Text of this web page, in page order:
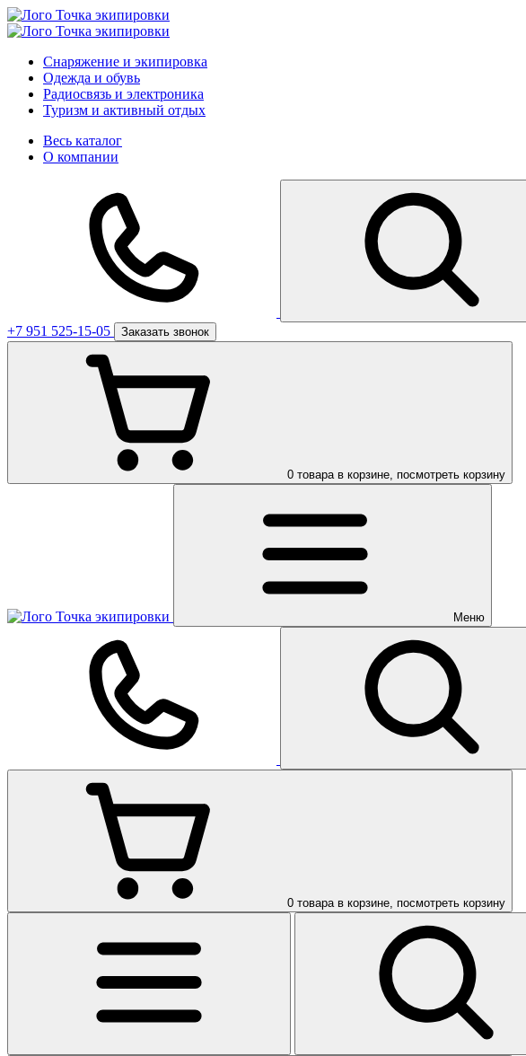
Снаряжение и экипировка
Одежда и обувь
Радиосвязь и электроника
Туризм и активный отдых
Весь каталог
О компании
+7 951 525-15-05 Заказать звонок
0 товара в корзине, посмотреть корзину
Меню
0 товара в корзине, посмотреть корзину